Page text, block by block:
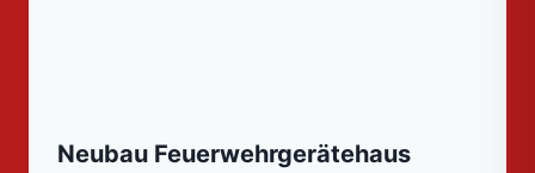
Neubau Feuerwehrgerätehaus